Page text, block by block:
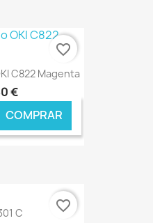
€ ONLINE
C822 Magenta
€
COMPRAR
favorite_border
C favorite_border